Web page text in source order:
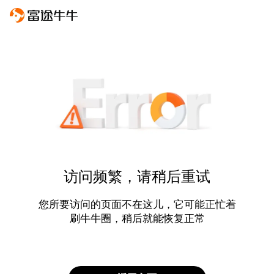
访问频繁，请稍后重试
您所要访问的页面不在这儿，它可能正忙着
刷牛牛圈，稍后就能恢复正常